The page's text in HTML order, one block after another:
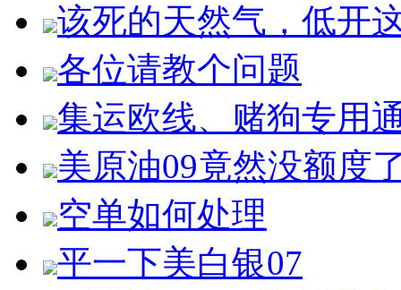
该死的天然气，低开
各位请教个问题
集运欧线、赌狗专用
美原油09竟然没额度
空单如何处理
平一下美白银07